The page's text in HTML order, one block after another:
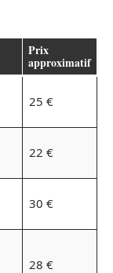
Prix
approximatif
25 €
22 €
30 €
28 €